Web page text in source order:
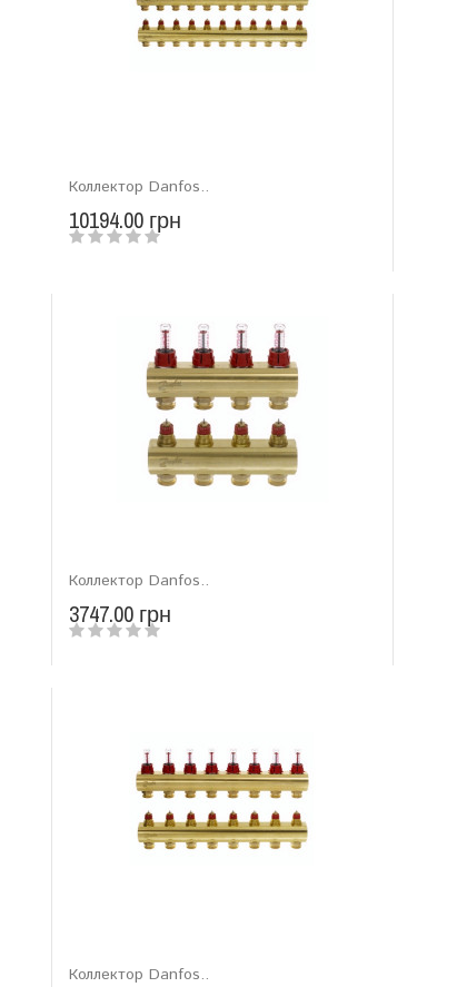
Коллектор Danfos..
10194.00 грн
Коллектор Danfos..
3747.00 грн
Коллектор Danfos..